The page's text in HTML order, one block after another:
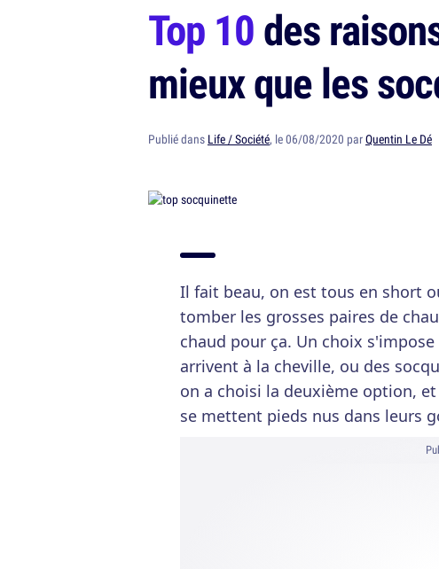
Top 10des
mieux que les
Publié dans Life / Société, le 06/08/2020 parQuentin Le Dé
Il fait beau, on est tous en short
tomber les grosses paires de
chaud pour ça. Un choix
arrivent à la cheville, ou des
on a choisi la deuxième option,
se mettent pieds nus dans leurs